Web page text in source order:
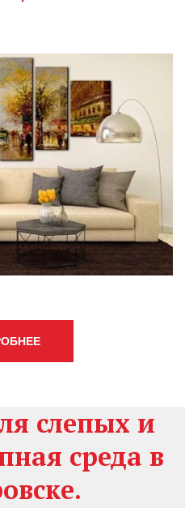
слепых и
среда в